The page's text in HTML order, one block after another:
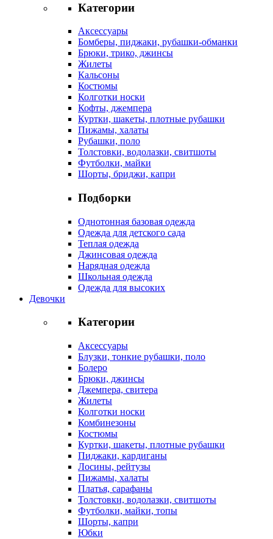
Категории
Аксессуары
Бомберы, пиджаки, рубашки-обманки
Брюки, трико, джинсы
Жилеты
Кальсоны
Костюмы
Колготки носки
Кофты, джемпера
Куртки, шакеты, плотные рубашки
Пижамы, халаты
Рубашки, поло
Толстовки, водолазки, свитшоты
Футболки, майки
Шорты, бриджи, капри
Подборки
Однотонная базовая одежда
Одежда для детского сада
Теплая одежда
Джинсовая одежда
Нарядная одежда
Школьная одежда
Одежда для высоких
Девочки
Категории
Аксессуары
Блузки, тонкие рубашки, поло
Болеро
Брюки, джинсы
Джемпера, свитера
Жилеты
Колготки носки
Комбинезоны
Костюмы
Куртки, шакеты, плотные рубашки
Пиджаки, кардиганы
Лосины, рейтузы
Пижамы, халаты
Платья, сарафаны
Толстовки, водолазки, свитшоты
Футболки, майки, топы
Шорты, капри
Юбки